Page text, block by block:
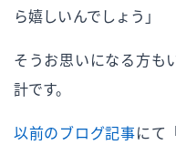
ら嬉しいんでしょう」
そうお思いになる方も
計です。
以前のブログ記事にて